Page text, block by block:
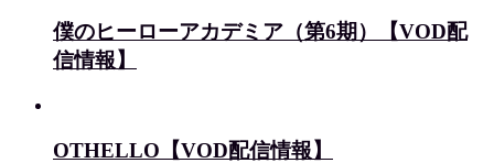
僕のヒーローアカデミア（第6期）【VOD配
信情報】
OTHELLO【VOD配信情報】